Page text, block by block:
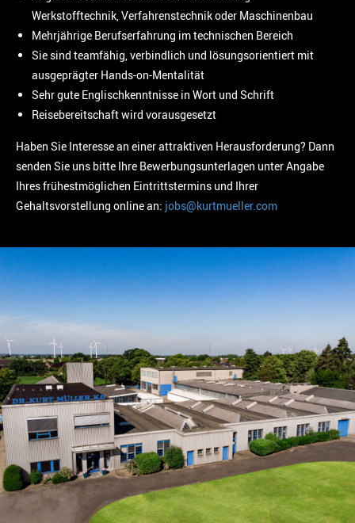
Werkstofftechnik, Verfahrenstechnik oder Maschinenbau
Mehrjährige Berufserfahrung im technischen Bereich
Sie sind teamfähig, verbindlich und lösungsorientiert mit
ausgeprägter Hands-on-Mentalität
Sehr gute Englischkenntnisse in Wort und Schrift
Reisebereitschaft wird vorausgesetzt
Haben Sie Interesse an einer attraktiven Herausforderung? Dann
senden Sie uns bitte Ihre Bewerbungsunterlagen unter Angabe
Ihres frühestmöglichen Eintrittstermins und Ihrer
Gehaltsvorstellung online an: jobs@kurtmueller.com